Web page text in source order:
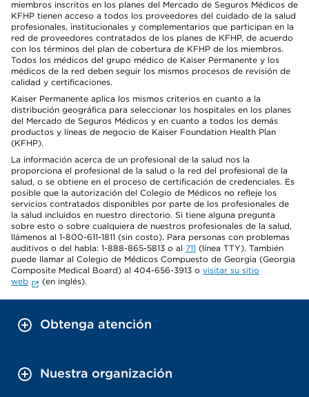
miembros inscritos en los planes del Mercado de Seguros Médicos de
KFHP tienen acceso a todos los proveedores del cuidado de la salud
profesionales, institucionales y complementarios que participan en la
red de proveedores contratados de los planes de KFHP, de acuerdo
con los términos del plan de cobertura de KFHP de los miembros.
Todos los médicos del grupo médico de Kaiser Permanente y los
médicos de la red deben seguir los mismos procesos de revisión de
calidad y certificaciones.
Kaiser Permanente aplica los mismos criterios en cuanto a la
distribución geográfica para seleccionar los hospitales en los planes
del Mercado de Seguros Médicos y en cuanto a todos los demás
productos y líneas de negocio de Kaiser Foundation Health Plan
(KFHP).
La información acerca de un profesional de la salud nos la
proporciona el profesional de la salud o la red del profesional de la
salud, o se obtiene en el proceso de certificación de credenciales. Es
posible que la autorización del Colegio de Médicos no refleje los
servicios contratados disponibles por parte de los profesionales de
la salud incluidos en nuestro directorio. Si tiene alguna pregunta
sobre esto o sobre cualquiera de nuestros profesionales de la salud,
llámenos al 1-800-611-1811 (sin costo). Para personas con problemas
auditivos o del habla: 1-888-865-5813 o al 711 (línea TTY). También
puede llamar al Colegio de Médicos Compuesto de Georgia (Georgia
Composite Medical Board) al 404-656-3913 o visitar su sitio
web
(en inglés).
Obtenga atención
Nuestra organización